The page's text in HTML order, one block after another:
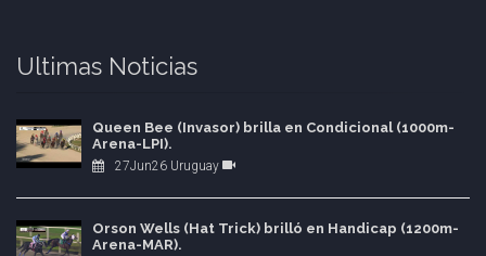
Ultimas Noticias
Queen Bee (Invasor) brilla en Condicional (1000m-
Arena-LPI).
27Jun26 Uruguay
Orson Wells (Hat Trick) brilló en Handicap (1200m-
Arena-MAR).